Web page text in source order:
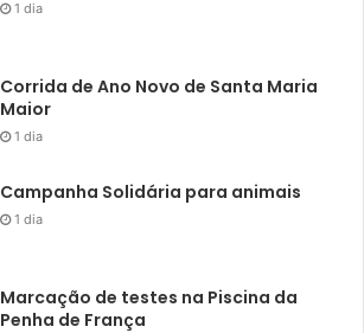
1 dia
Corrida de Ano Novo de Santa Maria
Maior
1 dia
Campanha Solidária para animais
1 dia
Marcação de testes na Piscina da
Penha de França